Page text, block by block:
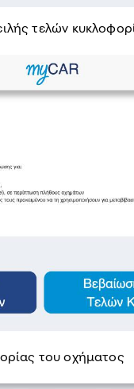
τελών
του οχήματος